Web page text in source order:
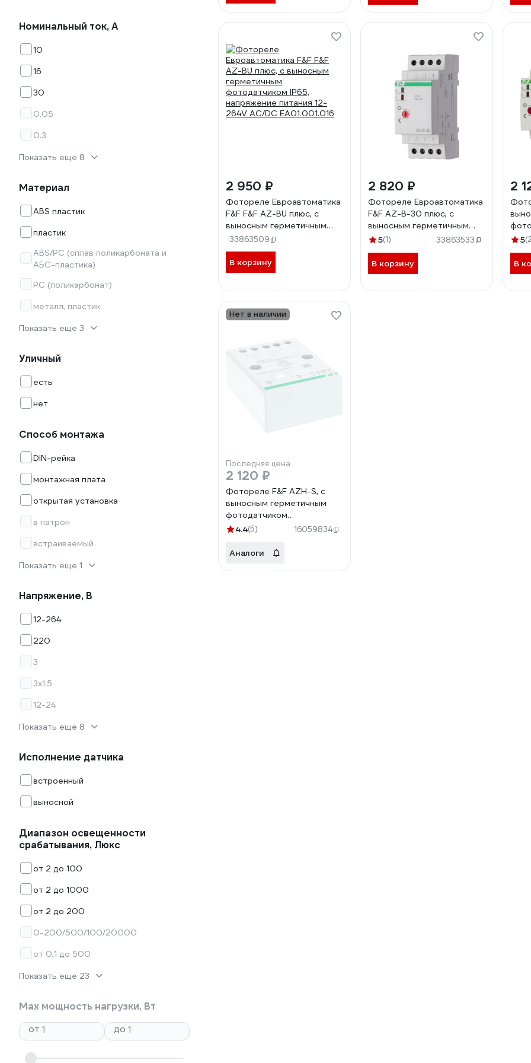
Номинальный ток, А
10
16
30
0.05
0.3
Показать еще 8
Материал
ABS пластик
пластик
ABS/PC (сплав поликарбоната и
АБС-пластика)
PC (поликарбонат)
металл, пластик
Показать еще 3
Уличный
есть
нет
Способ монтажа
DIN-рейка
монтажная плата
открытая установка
в патрон
встраиваемый
Показать еще 1
Напряжение, В
12-264
220
3
3х1.5
12-24
Показать еще 8
Исполнение датчика
встроенный
выносной
Диапазон освещенности
срабатывания, Люкс
от 2 до 100
от 2 до 1000
от 2 до 200
0-200/500/100/20000
от 0,1 до 500
Показать еще 23
Max мощность нагрузки, Вт
от
до
2 950 ₽
Фотореле Евроавтоматика
F&F F&F AZ-BU плюс, с
выносным герметичным
фотодатчиком IP65,
напряжение питания 12-
264V AC/DC EA01.001.016
33863509
В корзину
2 820 ₽
Фотореле Евроавтоматика
F&F AZ-B-30 плюс, с
выносным герметичным
фотодатчиком
5(1) 33863533
В корзину
2
5
В
Нет в наличии
Последняя цена
2 120 ₽
Фотореле F&F AZH-S, с
выносным герметичным
фотодатчиком
EA01.001.007
4.4(5) 16059834
Аналоги